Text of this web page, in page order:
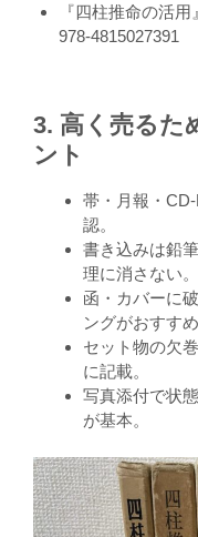
『四柱推命の活
978-4815027391
3. 高く売るた
ント
帯・月報・
認。
書き込みは鉛
理に消さない。
函・カバーに
ングがおすすめ
セット物の欠
に記載。
写真添付で状
が基本。